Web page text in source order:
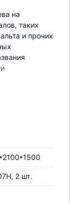
на
таких
и прочих
вибраторы
нашим
вибраторы
2 шт.